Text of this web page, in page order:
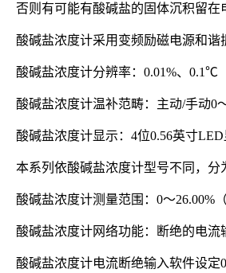
否则有可能有酸碱盐的固体沉积留在
酸碱盐浓度计采用变频励磁电源和谐
酸碱盐浓度计分辨率：0.01%、0.1℃
酸碱盐浓度计温补范畴：主动/手动
酸碱盐浓度计显示：4位0.56英寸LED
本系列依酸碱盐浓度计型号不同，分
酸碱盐浓度计测量范围：0～26.00%
酸碱盐浓度计网络功能：断绝的电流
酸碱盐浓度计电流断绝输入软件设定